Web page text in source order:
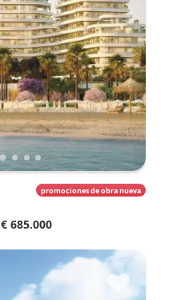
promociones de obra nueva
€ 685.000
♥